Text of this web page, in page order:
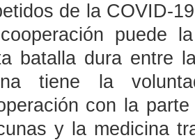
de la COVID-
puede
batalla dura entre
tiene la
con la
y la medicina